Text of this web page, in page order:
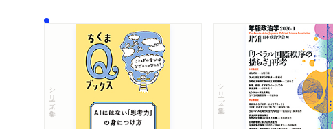
シリーズ・全集 シリーズ・全集